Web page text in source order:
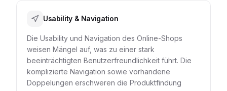
Usability & Navigation
Die Usability und Navigation des Online-Shops
weisen Mängel auf, was zu einer stark
beeinträchtigten Benutzerfreundlichkeit führt. Die
komplizierte Navigation sowie vorhandene
Doppelungen erschweren die Produktfindung